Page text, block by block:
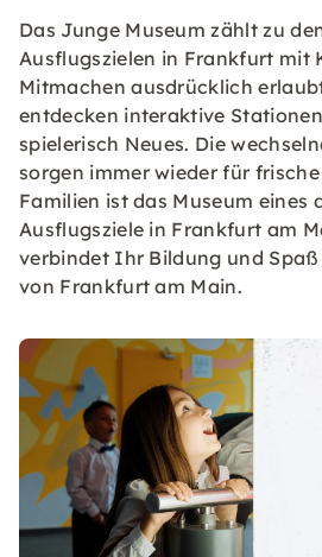
Das Junge Museum zählt zu
Ausflugszielen in Frankfurt mit
Mitmachen ausdrücklich
entdecken interaktive
spielerisch Neues. Die
sorgen immer wieder für
Familien ist das Museum eines
Ausflugsziele in Frankfurt am
verbindet Ihr Bildung und
von Frankfurt am Main.